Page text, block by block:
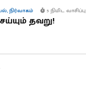
,நிர்வாகம் 5 நிமிட வாசிப்பு
தவறு!